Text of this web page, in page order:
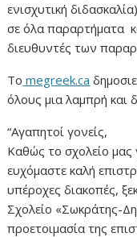
ενισχυτική
σε όλα παραρτήματα
διευθυντές των
Το megreek.ca
όλους μια λαμπρή και
“Αγαπητοί γονείς,
Καθώς το σχολείο μας
ευχόμαστε καλή
υπέροχες διακοπές,
Σχολείο «Σωκράτης-
προετοιμασία της